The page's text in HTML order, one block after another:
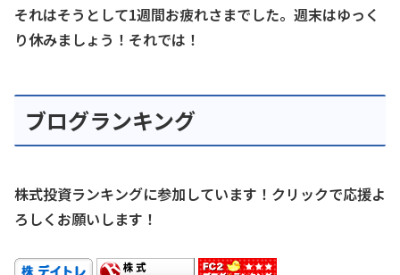
それはそうとして1週間お疲れさまでした。週末はゆっく
り休みましょう！それでは！
ブログランキング
株式投資ランキングに参加しています！クリックで応援よ
ろしくお願いします！